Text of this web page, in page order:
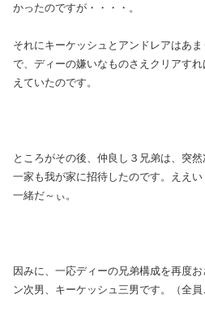
かったのですが・・・・。
それにキーケッシュとアンドレアはあ
で、ディーの嫌いなものさえクリアす
えていたのです。
ところがその後、仲良し３兄弟は、突
一家も我が家に招待したのです。ええ
一緒だ～ぃ。
因みに、一応ディーの兄弟構成を再度
ン次男、キーケッシュ三男です。（全員